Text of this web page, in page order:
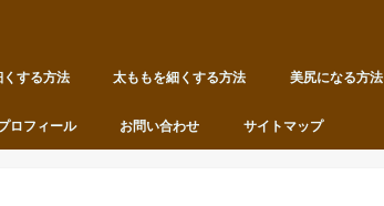
する方法 太ももを細くする方法 美尻になる方法
ロフィール お問い合わせ サイトマップ